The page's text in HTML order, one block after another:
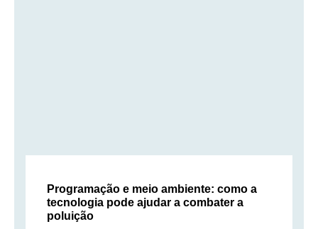
Programação e meio ambiente: como a
tecnologia pode ajudar a combater a
poluição